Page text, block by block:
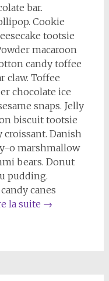
bar.
Cookie
tootsie
macaroon
candy toffee
claw. Toffee
chocolate ice
snaps. Jelly
biscuit tootsie
Danish
o marshmallow
bears. Donut
pudding.
canes
la suite →